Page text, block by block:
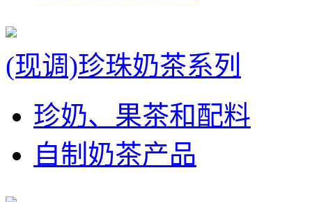
(现调)珍珠奶茶系列
珍奶、果茶和配料
自制奶茶产品